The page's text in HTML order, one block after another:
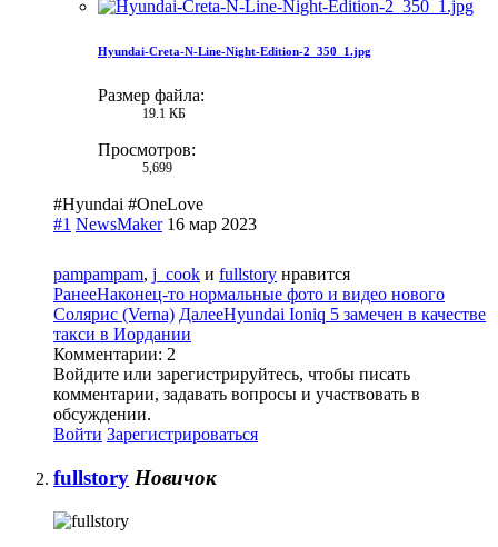
Hyundai-Creta-N-Line-Night-Edition-2_350_1.jpg
Размер файла:
19.1 КБ
Просмотров:
5,699
#Hyundai #OneLove
#1 NewsMaker 16 мар 2023
pampampam, j_cook и fullstory нравится
РанееНаконец-то нормальные фото и видео нового
Солярис (Verna) ДалееHyundai Ioniq 5 замечен в качестве
такси в Иордании
Комментарии: 2
Войдите или зарегистрируйтесь, чтобы писать
комментарии, задавать вопросы и участвовать в
обсуждении.
Войти Зарегистрироваться
fullstory Новичок